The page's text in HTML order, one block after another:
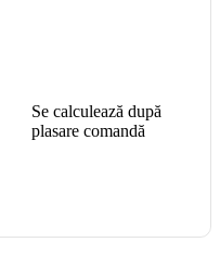
Se calculează după
plasare comandă